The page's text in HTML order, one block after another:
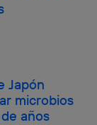
Japón
microbios
años
y
del hogar
más